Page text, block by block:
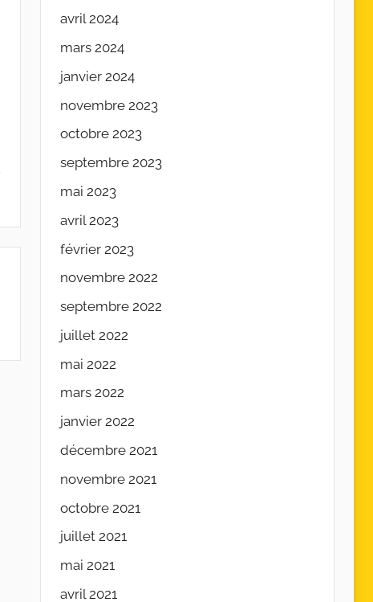
avril 2024
mars 2024
janvier 2024
novembre 2023
octobre 2023
septembre 2023
mai 2023
avril 2023
février 2023
novembre 2022
septembre 2022
juillet 2022
mai 2022
mars 2022
janvier 2022
décembre 2021
novembre 2021
octobre 2021
juillet 2021
mai 2021
avril 2021